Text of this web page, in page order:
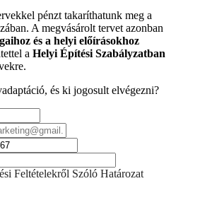
pénzt takaríthatunk meg a
A megvásárolt tervet azonban
és a helyi előírásokhoz
a Helyi Építési Szabályzatban
és ki jogosult elvégezni?
Feltételekről Szóló Határozat